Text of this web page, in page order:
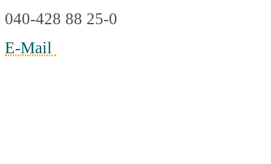
040-428 88 25-0
E-Mail